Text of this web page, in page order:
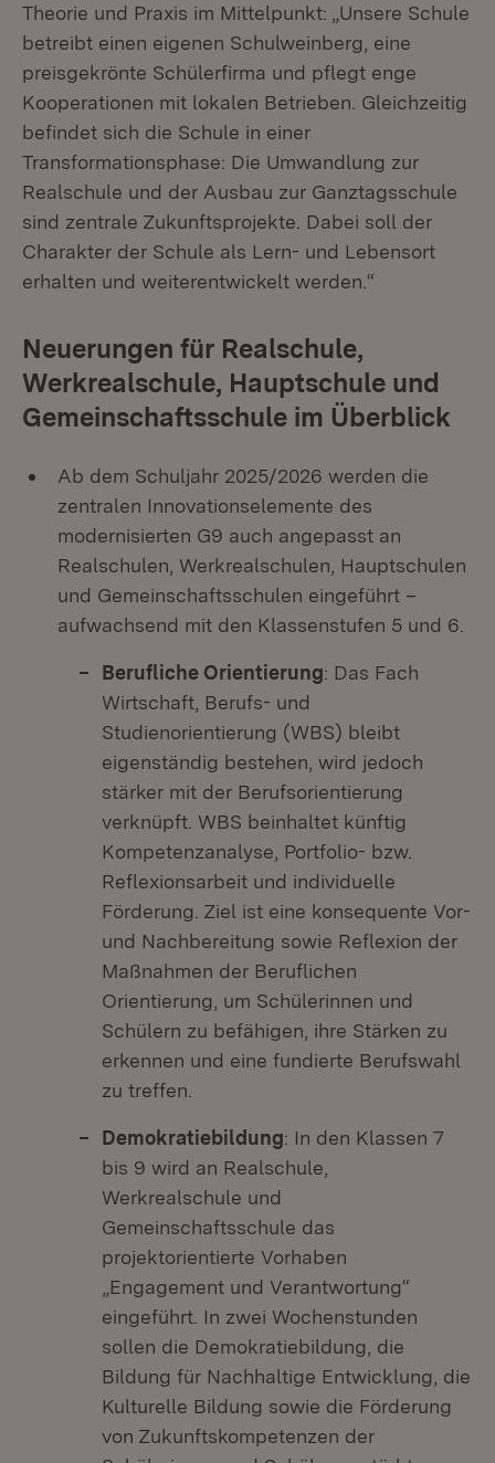
Theorie und Praxis im Mittelpunkt: „Unsere Schule
betreibt einen eigenen Schulweinberg, eine
preisgekrönte Schülerfirma und pflegt enge
Kooperationen mit lokalen Betrieben. Gleichzeitig
befindet sich die Schule in einer
Transformationsphase: Die Umwandlung zur
Realschule und der Ausbau zur Ganztagsschule
sind zentrale Zukunftsprojekte. Dabei soll der
Charakter der Schule als Lern- und Lebensort
erhalten und weiterentwickelt werden.“
Neuerungen für Realschule,
Werkrealschule, Hauptschule und
Gemeinschaftsschule im Überblick
Ab dem Schuljahr 2025/2026 werden die
zentralen Innovationselemente des
modernisierten G9 auch angepasst an
Realschulen, Werkrealschulen, Hauptschulen
und Gemeinschaftsschulen eingeführt –
aufwachsend mit den Klassenstufen 5 und 6.
Berufliche Orientierung: Das Fach
Wirtschaft, Berufs- und
Studienorientierung (WBS) bleibt
eigenständig bestehen, wird jedoch
stärker mit der Berufsorientierung
verknüpft. WBS beinhaltet künftig
Kompetenzanalyse, Portfolio- bzw.
Reflexionsarbeit und individuelle
Förderung. Ziel ist eine konsequente Vor-
und Nachbereitung sowie Reflexion der
Maßnahmen der Beruflichen
Orientierung, um Schülerinnen und
Schülern zu befähigen, ihre Stärken zu
erkennen und eine fundierte Berufswahl
zu treffen.
Demokratiebildung: In den Klassen 7
bis 9 wird an Realschule,
Werkrealschule und
Gemeinschaftsschule das
projektorientierte Vorhaben
„Engagement und Verantwortung“
eingeführt. In zwei Wochenstunden
sollen die Demokratiebildung, die
Bildung für Nachhaltige Entwicklung, die
Kulturelle Bildung sowie die Förderung
von Zukunftskompetenzen der